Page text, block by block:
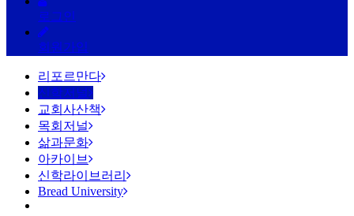
로그인
회원가입
리포르만다
신학저널
교회사산책
목회저널
삶과문화
아카이브
신학라이브러리
Bread University